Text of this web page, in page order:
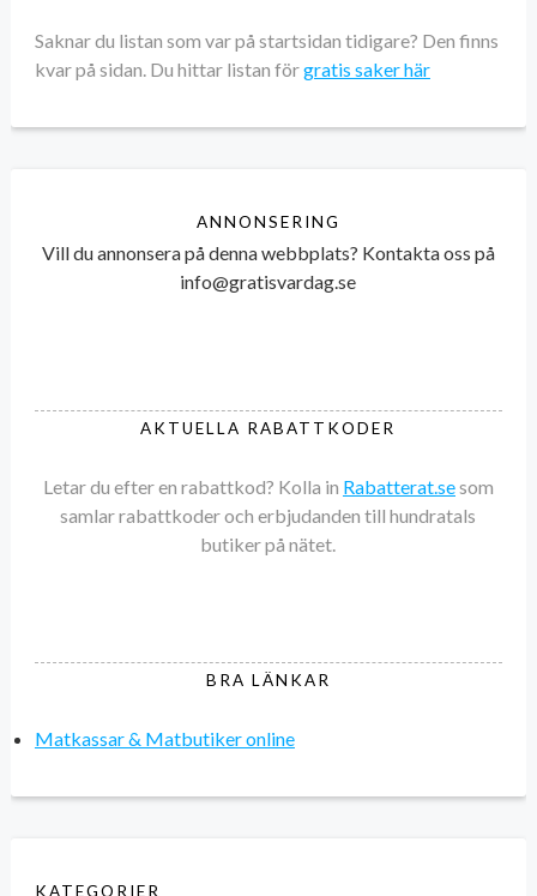
Saknar du listan som var på startsidan tidigare? Den finns
kvar på sidan. Du hittar listan förgratis saker här
ANNONSERING
Vill du annonsera på denna webbplats? Kontakta oss på
info@gratisvardag.se
AKTUELLA RABATTKODER
Letar du efter en rabattkod? Kolla in Rabatterat.sesom
samlar rabattkoder och erbjudanden till hundratals
butiker på nätet.
BRA LÄNKAR
Matkassar & Matbutiker online
KATEGORIER